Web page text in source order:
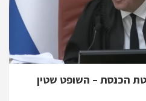
הכנסת – השופט שטין